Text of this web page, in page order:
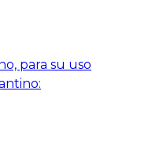
para su uso